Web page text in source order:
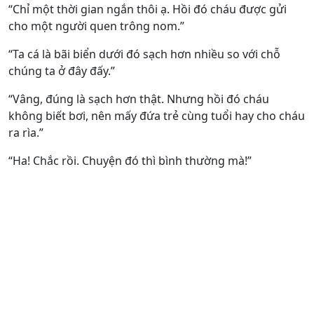
“Chỉ một thời gian ngắn thôi ạ. Hồi đó cháu được gửi
cho một người quen trông nom.”
“Ta cá là bãi biển dưới đó sạch hơn nhiều so với chỗ
chúng ta ở đây đấy.”
“Vâng, đúng là sạch hơn thật. Nhưng hồi đó cháu
không biết bơi, nên mấy đứa trẻ cùng tuổi hay cho cháu
ra rìa.”
“Ha! Chắc rồi. Chuyện đó thì bình thường mà!”